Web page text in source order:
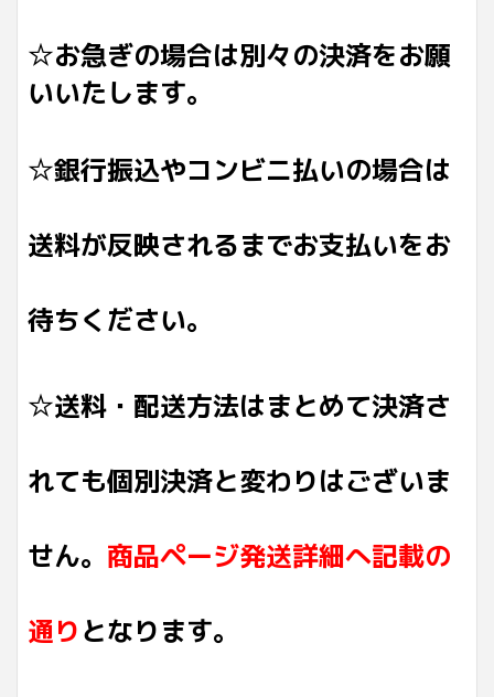
☆お急ぎの場合は別々の決済をお願
いいたします。
☆銀行振込やコンビニ払いの場合は
送料が反映されるまでお支払いをお
待ちください。
☆送料・配送方法はまとめて決済さ
れても個別決済と変わりはございま
せん。 商品ページ発送詳細へ記載の
通りとなります。